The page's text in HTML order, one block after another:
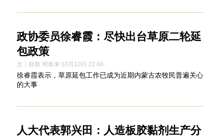
政协委员徐睿霞：尽快出台草原二轮延
包政策
文｜财新 周泰来 03月10日 22:40
徐睿霞表示，草原延包工作已成为近期内蒙古农牧民普遍关心
的大事
人大代表郭兴田：人造板胶黏剂生产分